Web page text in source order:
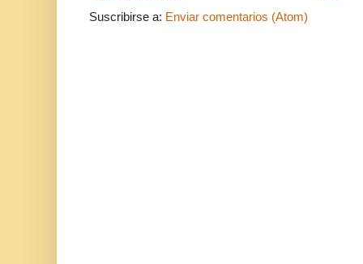
Suscribirse a: Enviar comentarios (Atom)